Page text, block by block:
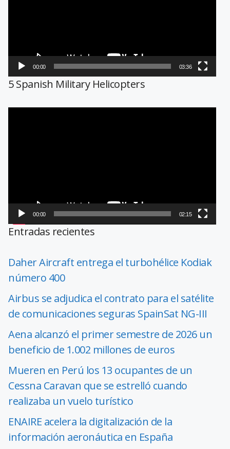
00:00 03:36
5 Spanish Military Helicopters
00:00 02:15
Entradas recientes
Daher Aircraft entrega el turbohélice Kodiak
número 400
Airbus se adjudica el contrato para el satélite
de comunicaciones seguras SpainSat NG-III
Aena alcanzó el primer semestre de 2026 un
beneficio de 1.002 millones de euros
Mueren en Perú los 13 ocupantes de un
Cessna Caravan que se estrelló cuando
realizaba un vuelo turístico
ENAIRE acelera la digitalización de la
información aeronáutica en España